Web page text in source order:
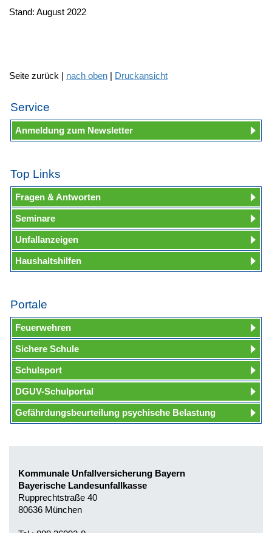
Stand: August 2022
Seite zurück | nach oben | Druckansicht
Service
Anmeldung zum Newsletter
Top Links
Fragen & Antworten
Seminare
Unfallanzeigen
Haushaltshilfen
Portale
Feuerwehren
Sichere Schule
Schulsport
DGUV-Schulportal
Gefährdungsbeurteilung psychische Belastung
Kommunale Unfallversicherung Bayern
Bayerische Landesunfallkasse
Rupprechtstraße 40
80636 München